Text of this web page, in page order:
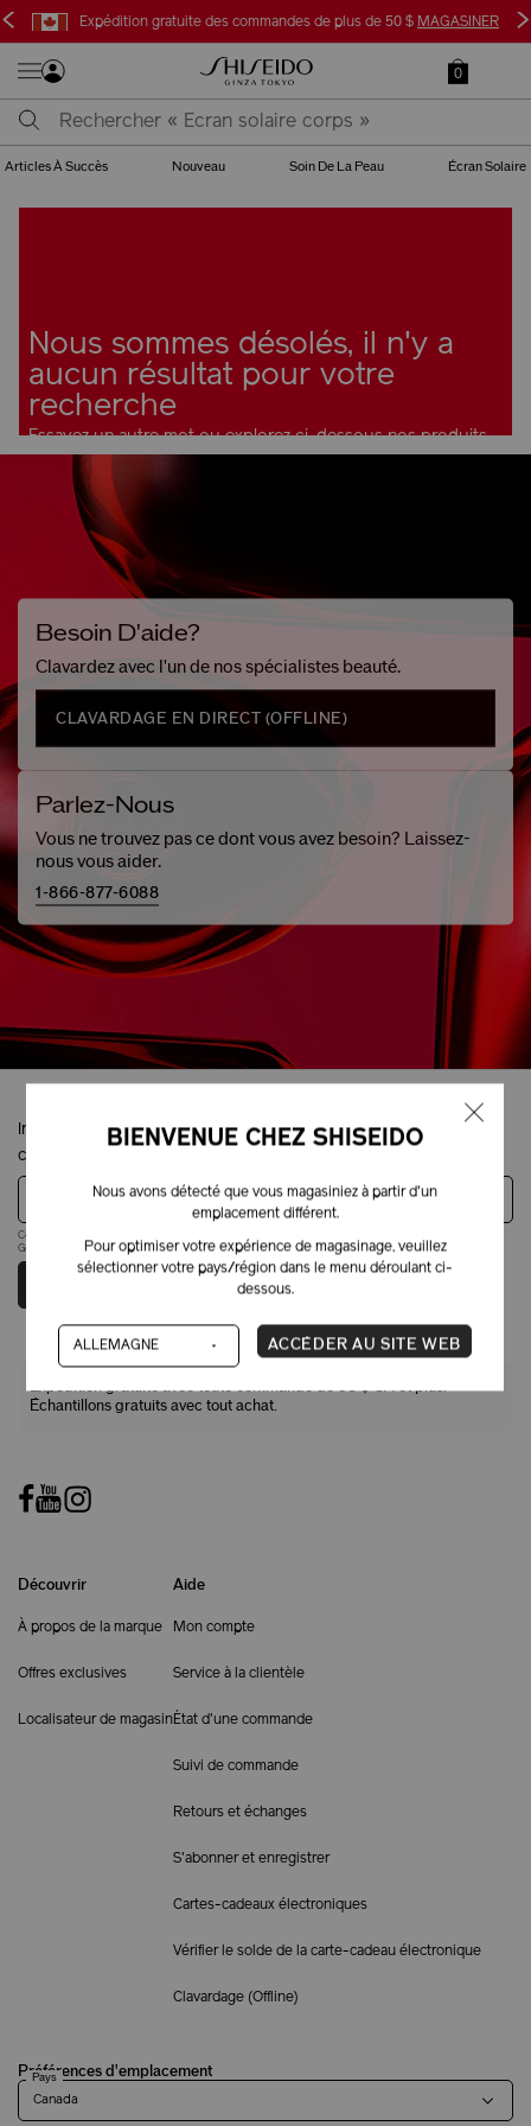
Expédition gratuite des commandes de plus de 50 $ MAGASINER
< >
0
Articles À Succès Nouveau Soin De La Peau Écran Solaire
Nous sommes désolés, il n'y a
aucun résultat pour votre
recherche
Essayez un autre mot ou explorez ci-dessous nos produits
les plus populaires
Besoin D'aide?
Clavardez avec l'un de nos spécialistes beauté.
CLAVARDAGE EN DIRECT (OFFLINE)
Parlez-Nous
Vous ne trouvez pas ce dont vous avez besoin? Laissez-
nous vous aider.
1-866-877-6088
Inscrivez-vous pour obtenir 10 % de rabais sur votre première
commande.
Adresse courriel
Ce site est protégé par reCAPTCHA, ainsi que la
Google s'appliquent.
Expédition gratuite avec toute commande de 50 $ CA et plus.
Échantillons gratuits avec tout achat.
Découvrir
À propos de la marque
Offres exclusives
Localisateur de magasin
Aide
Mon compte
Service à la clientèle
État d'une commande
Suivi de commande
Retours et échanges
S'abonner et enregistrer
Cartes-cadeaux électroniques
Vérifier le solde de la carte-cadeau électronique
Clavardage (Offline)
Préférences d'emplacement
Pays
BIENVENUE CHEZ SHISEIDO
Nous avons détecté que vous magasiniez à partir d'un
emplacement différent.
Pour optimiser votre expérience de magasinage, veuillez
sélectionner votre pays/région dans le menu déroulant ci-
dessous.
ACCÉDER AU SITE WEB